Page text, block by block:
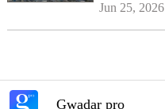
Jun 25, 2026
Gwadar pro